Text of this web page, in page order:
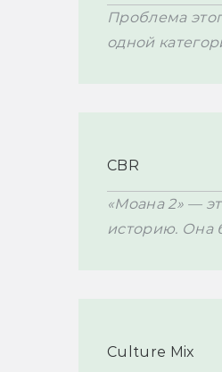
Проблема
одной
CBR
«Моана 2» —
историю. Она
Culture Mix